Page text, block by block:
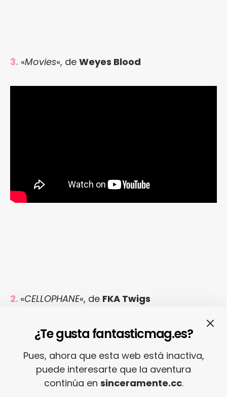
3. «Movies«, de Weyes Blood
2. «CELLOPHANE«, de FKA Twigs
¿Te gusta fantasticmag.es?
Pues, ahora que esta web está inactiva,
puede interesarte que la aventura
continúa en sinceramente.cc.